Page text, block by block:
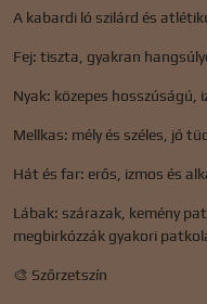
A kabardi ló szilárd és
Fej: tiszta, gyakran
Nyak: közepes hosszúságú,
Mellkas: mély és széles, jó
Hát és far: erős, izmos és
Lábak: szárazak, kemény
megbirkózzák gyakori
🎨 Szőrzetszín